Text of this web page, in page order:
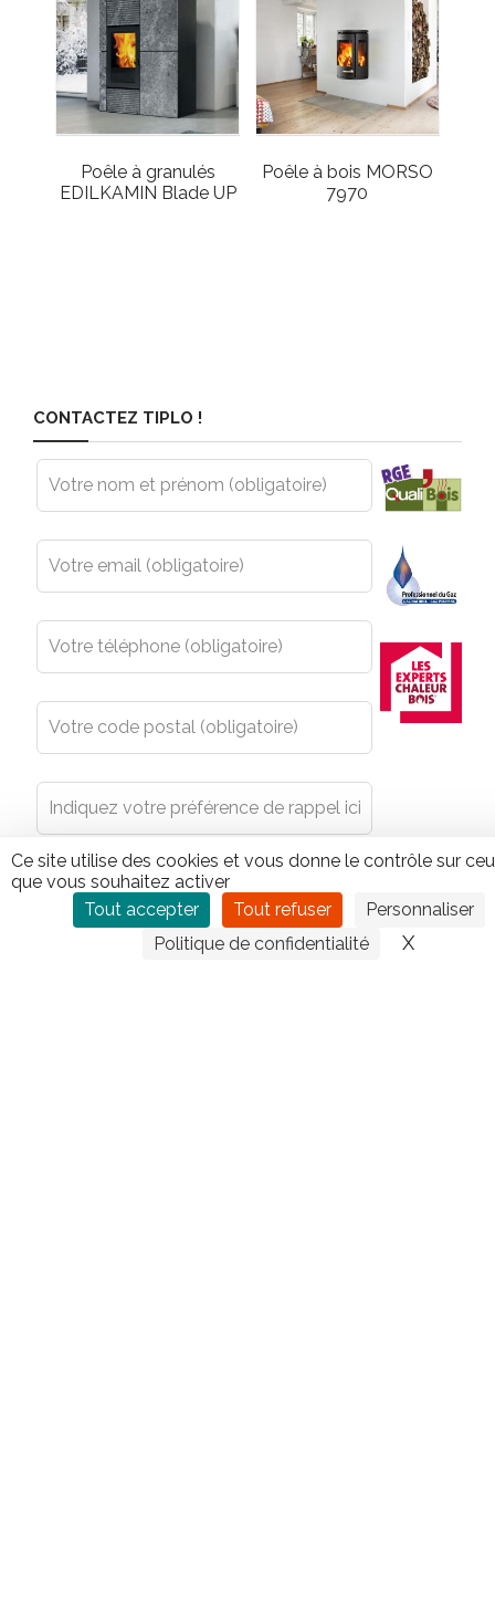
Ce site utilise des cookies et vous donne le contrôle sur
que vous souhaitez activer
Tout accepter
Tout refuser
Personnaliser
Politique de confidentialité
X
Poêle à granulés
EDILKAMIN Blade UP
Poêle à bois MORSO
7970
CONTACTEZ TIPLO !
Leave
this
field
blank